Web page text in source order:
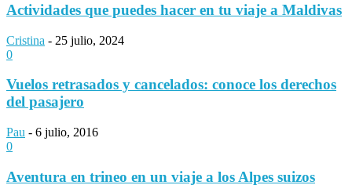
Actividades que puedes hacer en tu viaje a Maldivas
Cristina - 25 julio, 2024
0
Vuelos retrasados y cancelados: conoce los derechos
del pasajero
Pau - 6 julio, 2016
0
Aventura en trineo en un viaje a los Alpes suizos